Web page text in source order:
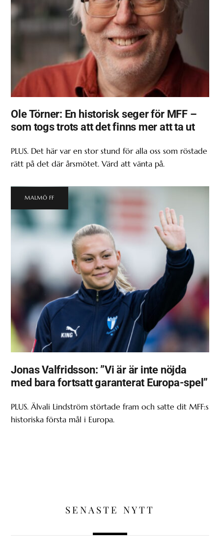
Ole Törner: En historisk seger för MFF –
som togs trots att det finns mer att ta ut
PLUS. Det här var en stor stund för alla oss som röstade
rätt på det där årsmötet. Värd att vänta på.
MALMÖ FF
Jonas Valfridsson: ”Vi är är inte nöjda
med bara fortsatt garanterat Europa-spel”
PLUS. Älvali Lindström störtade fram och satte dit MFF:s
historiska första mål i Europa.
SENASTE NYTT